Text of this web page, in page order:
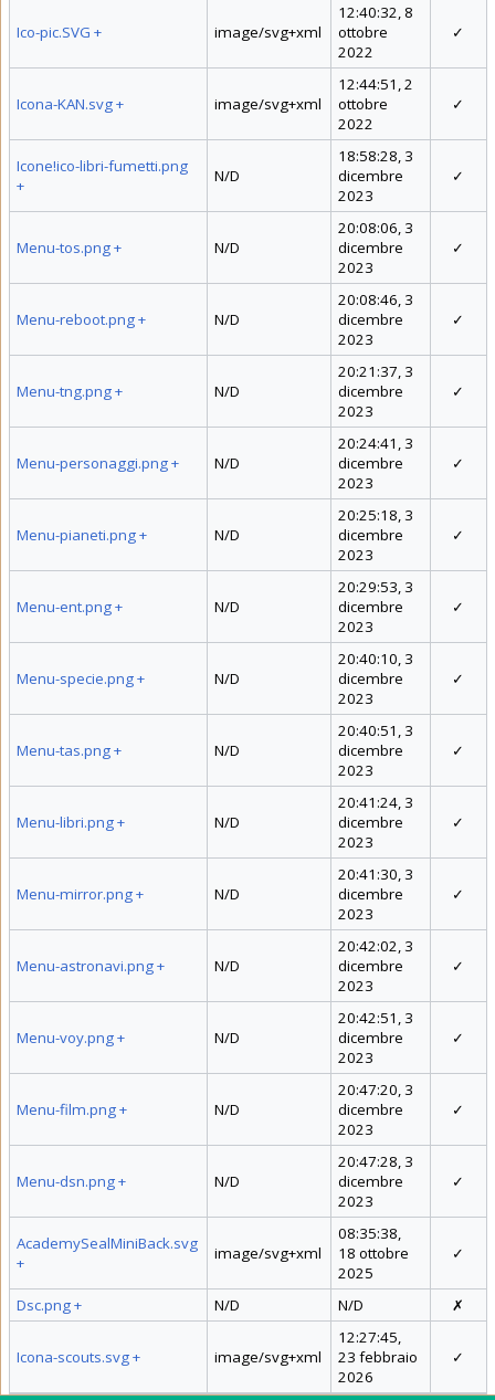
Ico-pic.SVG + image/svg+xml
12:40:32, 8
ottobre
2022
✓
Icona-KAN.svg+ image/svg+xml
12:44:51, 2
ottobre
2022
✓
Icone!ico-libri-fumetti.png
+
N/D
18:58:28, 3
dicembre
2023
✓
Menu-tos.png+ N/D
20:08:06, 3
dicembre
2023
✓
Menu-reboot.png+ N/D
20:08:46, 3
dicembre
2023
✓
Menu-tng.png+ N/D
20:21:37, 3
dicembre
2023
✓
Menu-personaggi.png+ N/D
20:24:41, 3
dicembre
2023
✓
Menu-pianeti.png+ N/D
20:25:18, 3
dicembre
2023
✓
Menu-ent.png+ N/D
20:29:53, 3
dicembre
2023
✓
Menu-specie.png+ N/D
20:40:10, 3
dicembre
2023
✓
Menu-tas.png+ N/D
20:40:51, 3
dicembre
2023
✓
Menu-libri.png+ N/D
20:41:24, 3
dicembre
2023
✓
Menu-mirror.png+ N/D
20:41:30, 3
dicembre
2023
✓
Menu-astronavi.png+ N/D
20:42:02, 3
dicembre
2023
✓
Menu-voy.png+ N/D
20:42:51, 3
dicembre
2023
✓
Menu-film.png+ N/D
20:47:20, 3
dicembre
2023
✓
Menu-dsn.png+ N/D
20:47:28, 3
dicembre
2023
✓
AcademySealMiniBack.svg
+
image/svg+xml
08:35:38,
18 ottobre
2025
✓
Dsc.png+ N/D N/D ✗
Icona-scouts.svg+ image/svg+xml
12:27:45,
23 febbraio
2026
✓